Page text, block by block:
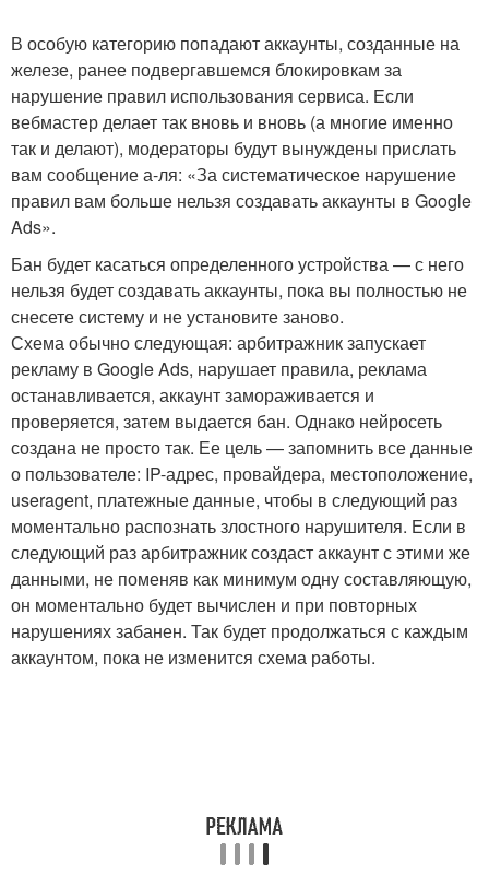
В особую категорию попадают аккаунты, созданные на
железе, ранее подвергавшемся блокировкам за
нарушение правил использования сервиса. Если
вебмастер делает так вновь и вновь (а многие именно
так и делают), модераторы будут вынуждены прислать
вам сообщение а-ля: «За систематическое нарушение
правил вам больше нельзя создавать аккаунты в Google
Ads».
Бан будет касаться определенного устройства — с него
нельзя будет создавать аккаунты, пока вы полностью не
снесете систему и не установите заново.
Схема обычно следующая: арбитражник запускает
рекламу в Google Ads, нарушает правила, реклама
останавливается, аккаунт замораживается и
проверяется, затем выдается бан. Однако нейросеть
создана не просто так. Ее цель — запомнить все данные
о пользователе: IP-адрес, провайдера, местоположение,
useragent, платежные данные, чтобы в следующий раз
моментально распознать злостного нарушителя. Если в
следующий раз арбитражник создаст аккаунт с этими же
данными, не поменяв как минимум одну составляющую,
он моментально будет вычислен и при повторных
нарушениях забанен. Так будет продолжаться с каждым
аккаунтом, пока не изменится схема работы.